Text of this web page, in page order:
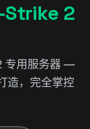
2
专用服务器 —
造，完全掌控